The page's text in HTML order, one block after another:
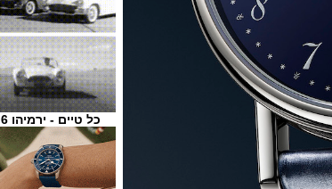
כל טיים - ירמיהו 6 ת"א